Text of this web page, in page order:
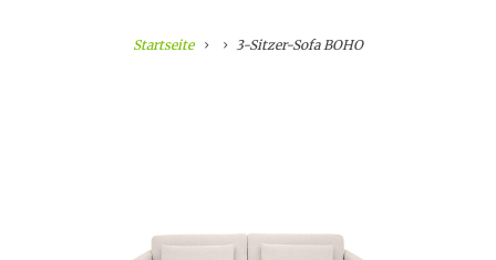
Startseite 3-Sitzer-Sofa BOHO